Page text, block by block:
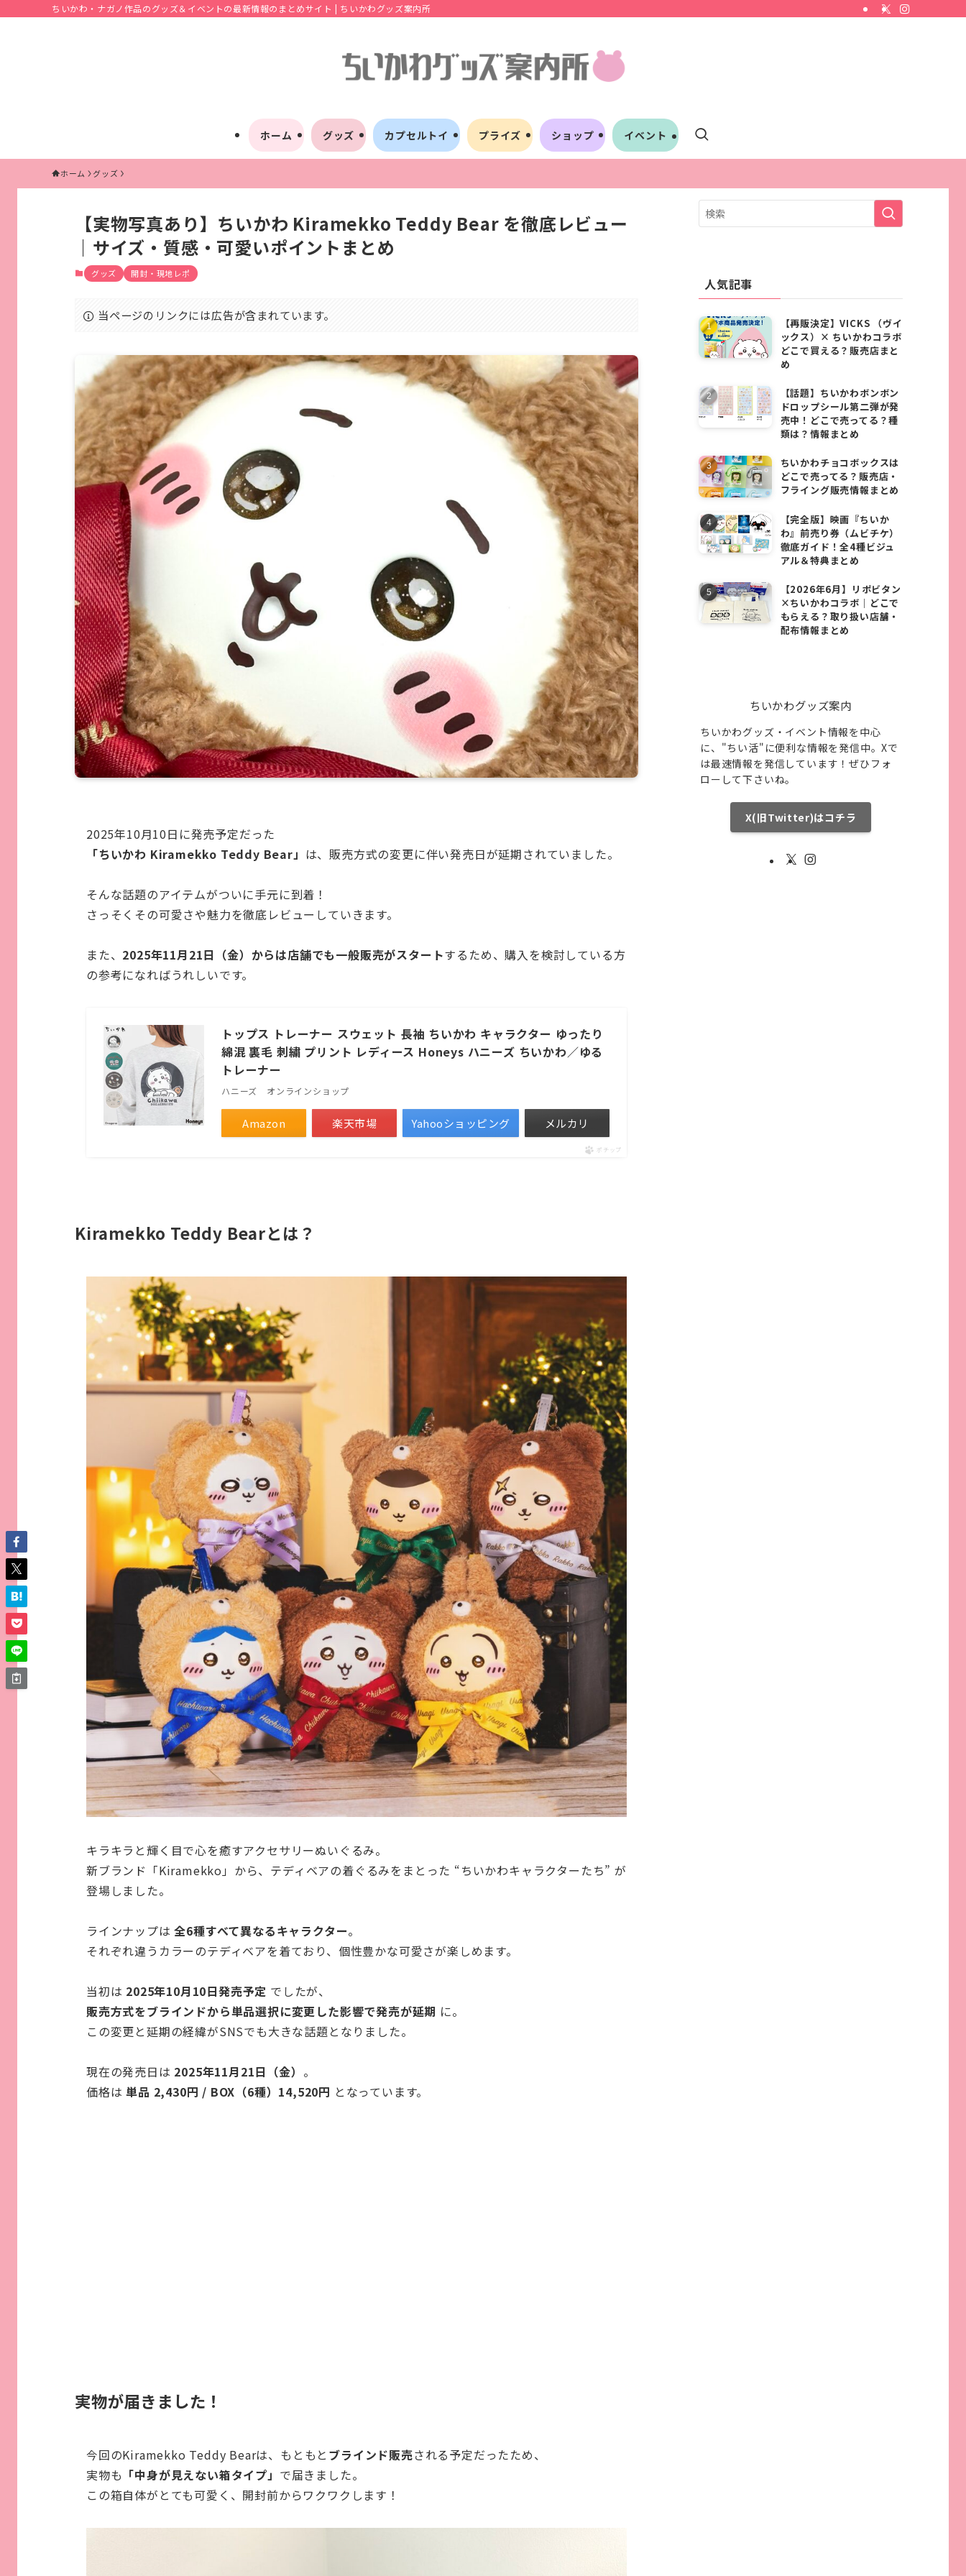
ちいかわ・ナガノ作品のグッズ＆イベントの最新情報のまとめサイト | ちいかわグッズ案内所
ホーム グッズ カプセルトイ プライズ ショップ イベント
ホーム グッズ
【実物写真あり】ちいかわ Kiramekko Teddy Bear を徹底レビュー
｜サイズ・質感・可愛いポイントまとめ
グッズ 開封・現地レポ
当ページのリンクには広告が含まれています。
2025年10月10日に発売予定だった
「ちいかわ Kiramekko Teddy Bear」 は、販売方式の変更に伴い発売日が延期されていました。
そんな話題のアイテムがついに手元に到着！
さっそくその可愛さや魅力を徹底レビューしていきます。
また、 2025年11月21日（金）からは店舗でも一般販売がスタートするため、購入を検討している方
の参考になればうれしいです。
トップス トレーナー スウェット 長袖 ちいかわ キャラクター ゆったり
綿混 裏毛 刺繍 プリント レディース Honeys ハニーズ ちいかわ／ゆる
トレーナー
ハニーズ オンラインショップ
Amazon 楽天市場 Yahooショッピング メルカリ
ポチップ
Kiramekko Teddy Bearとは？
キラキラと輝く目で心を癒すアクセサリーぬいぐるみ。
新ブランド「Kiramekko」から、テディベアの着ぐるみをまとった “ちいかわキャラクターたち” が
登場しました。
ラインナップは全6種すべて異なるキャラクター。
それぞれ違うカラーのテディベアを着ており、個性豊かな可愛さが楽しめます。
当初は 2025年10月10日発売予定 でしたが、
販売方式をブラインドから単品選択に変更した影響で発売が延期 に。
この変更と延期の経緯がSNSでも大きな話題となりました。
現在の発売日は 2025年11月21日（金） 。
価格は単品 2,430円 / BOX（6種）14,520円 となっています。
実物が届きました！
今回のKiramekko Teddy Bearは、もともと ブラインド販売される予定だったため、
実物も 「中身が見えない箱タイプ」 で届きました。
この箱自体がとても可愛く、開封前からワクワクします！
人気記事
【再販決定】VICKS （ヴイ
ックス）× ちいかわコラボ
どこで買える？販売店まと
め
【話題】ちいかわボンボン
ドロップシール第二弾が発
売中！どこで売ってる？種
類は？情報まとめ
ちいかわチョコボックスは
どこで売ってる？販売店・
フライング販売情報まとめ
【完全版】映画『ちいか
わ』前売り券（ムビチケ）
徹底ガイド！全4種ビジュ
アル＆特典まとめ
【2026年6月】リポビタン
×ちいかわコラボ｜どこで
もらえる？取り扱い店舗・
配布情報まとめ
ちいかわグッズ案内
ちいかわグッズ・イベント情報を中心
に、"ちい活"に便利な情報を発信中。Xで
は最速情報を発信しています！ぜひフォ
ローして下さいね。
X(旧Twitter)はコチラ